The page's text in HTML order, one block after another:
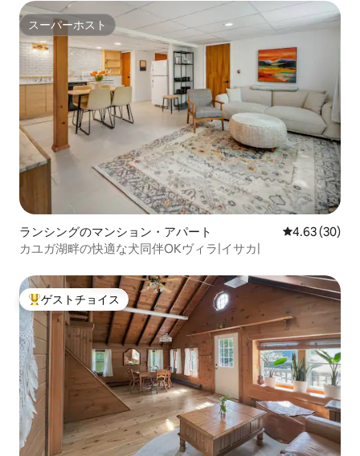
スーパーホスト
スーパーホスト
ランシングのマンション・アパート レビュー30
4.63 (30)
カユガ湖畔の快適な犬同伴OKヴィラ|イサカ|
大好評のゲストチョイスです。
ゲストチョイス